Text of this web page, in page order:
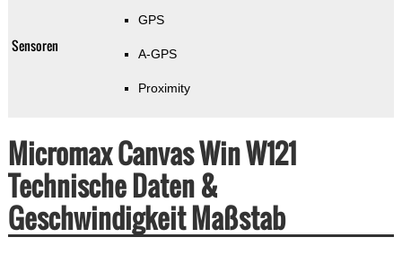
Sensoren
GPS
A-GPS
Proximity
Micromax Canvas Win W121
Technische Daten &
Geschwindigkeit Maßstab